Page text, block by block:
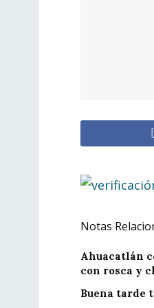
Notas
Ahuacatlán
con rosca y
Buena tarde